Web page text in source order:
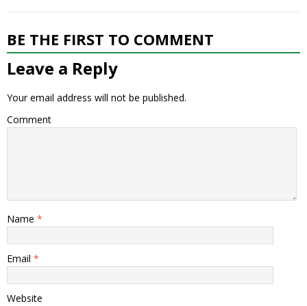
BE THE FIRST TO COMMENT
Leave a Reply
Your email address will not be published.
Comment
Name *
Email *
Website